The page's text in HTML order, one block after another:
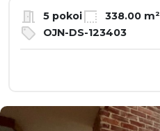
5 pokoi 338.00 m²
OJN-DS-123403